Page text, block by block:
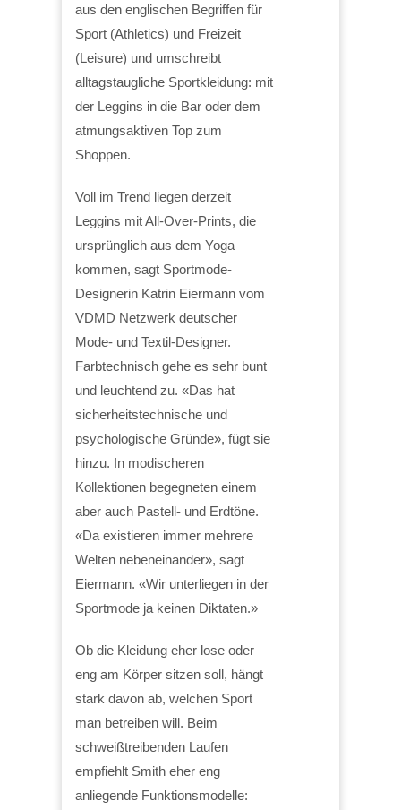
aus den englischen Begriffen für
Sport (Athletics) und Freizeit
(Leisure) und umschreibt
alltagstaugliche Sportkleidung: mit
der Leggins in die Bar oder dem
atmungsaktiven Top zum
Shoppen.
Voll im Trend liegen derzeit
Leggins mit All-Over-Prints, die
ursprünglich aus dem Yoga
kommen, sagt Sportmode-
Designerin Katrin Eiermann vom
VDMD Netzwerk deutscher
Mode- und Textil-Designer.
Farbtechnisch gehe es sehr bunt
und leuchtend zu. «Das hat
sicherheitstechnische und
psychologische Gründe», fügt sie
hinzu. In modischeren
Kollektionen begegneten einem
aber auch Pastell- und Erdtöne.
«Da existieren immer mehrere
Welten nebeneinander», sagt
Eiermann. «Wir unterliegen in der
Sportmode ja keinen Diktaten.»
Ob die Kleidung eher lose oder
eng am Körper sitzen soll, hängt
stark davon ab, welchen Sport
man betreiben will. Beim
schweißtreibenden Laufen
empfiehlt Smith eher eng
anliegende Funktionsmodelle: